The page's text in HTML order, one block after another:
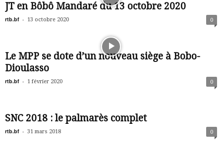
JT en Bôbô Mandaré du 13 octobre 2020
rtb.bf - 13 octobre 2020 0
Le MPP se dote d’un nouveau siège à Bobo-
Dioulasso
rtb.bf - 1 février 2020 0
SNC 2018 : le palmarès complet
rtb.bf - 31 mars 2018 0